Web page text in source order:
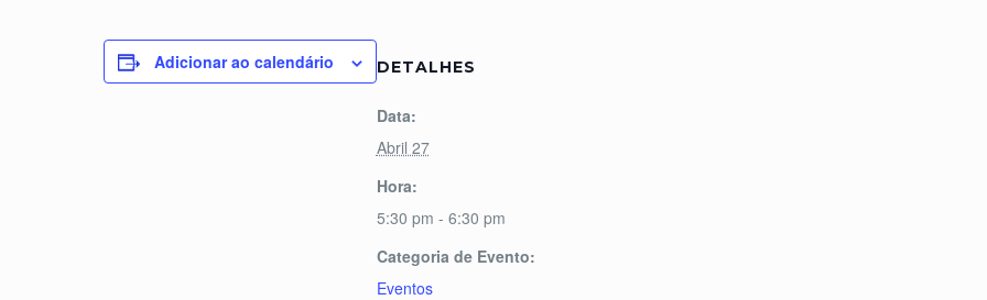
Adicionar ao calendário DETALHES
Data:
Abril 27
Hora:
5:30 pm - 6:30 pm
Categoria de Evento:
Eventos